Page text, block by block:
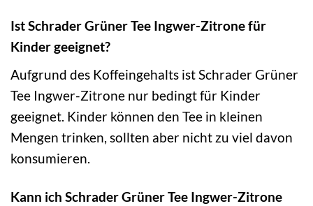
Ist Schrader Grüner Tee Ingwer-Zitrone für
Kinder geeignet?
Aufgrund des Koffeingehalts ist Schrader Grüner
Tee Ingwer-Zitrone nur bedingt für Kinder
geeignet. Kinder können den Tee in kleinen
Mengen trinken, sollten aber nicht zu viel davon
konsumieren.
Kann ich Schrader Grüner Tee Ingwer-Zitrone